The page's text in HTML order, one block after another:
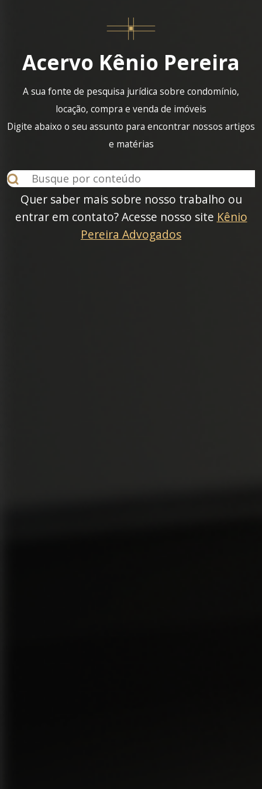
Acervo Kênio Pereira
A sua fonte de pesquisa jurídica sobre condomínio,
locação, compra e venda de imóveis
Digite abaixo o seu assunto para encontrar nossos artigos
e matérias
Quer saber mais sobre nosso trabalho ou
entrar em contato? Acesse nosso site Kênio
Pereira Advogados